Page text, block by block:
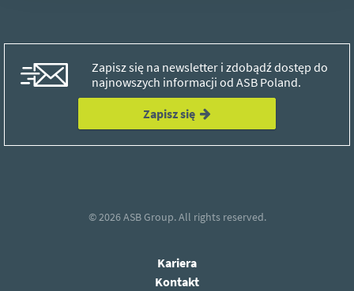
Zapisz się na newsletter i zdobądź dostęp do
najnowszych informacji od ASB Poland.
Zapisz się
© 2026ASB Group.All rights reserved.
Kariera
Kontakt